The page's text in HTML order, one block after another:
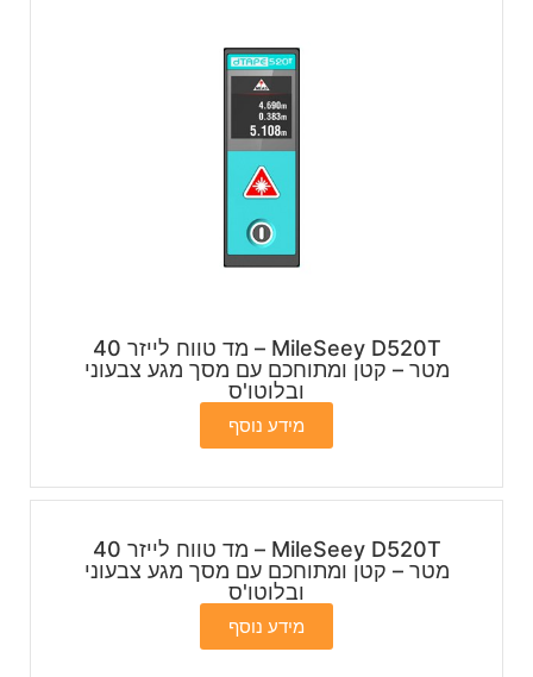
MileSeey D520T – מד טווח לייזר 40
מטר – קטן ומתוחכם עם מסך מגע צבעוני
ובלוטו'ס
מידע נוסף
MileSeey D520T – מד טווח לייזר 40
מטר – קטן ומתוחכם עם מסך מגע צבעוני
ובלוטו'ס
מידע נוסף